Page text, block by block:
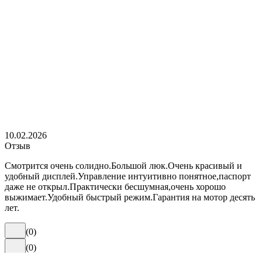
10.02.2026
Отзыв
Смотрится очень солидно.Большой люк.Очень красивый и
удобный дисплей.Управление интуитивно понятное,паспорт
даже не открыл.Практически бесшумная,очень хорошо
выжимает.Удобный быстрый режим.Гарантия на мотор десять
лет.
(0)
(0)